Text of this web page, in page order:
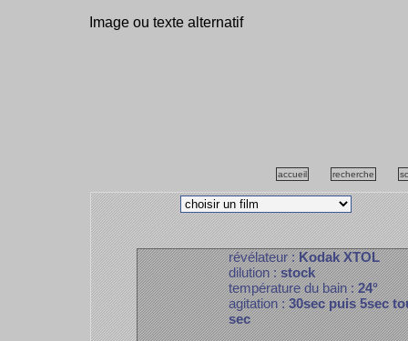
Image ou texte alternatif
accueil recherche
révélateur :Kodak XTOL
dilution :stock
température du bain :24°
agitation :30sec puis 5sec
sec